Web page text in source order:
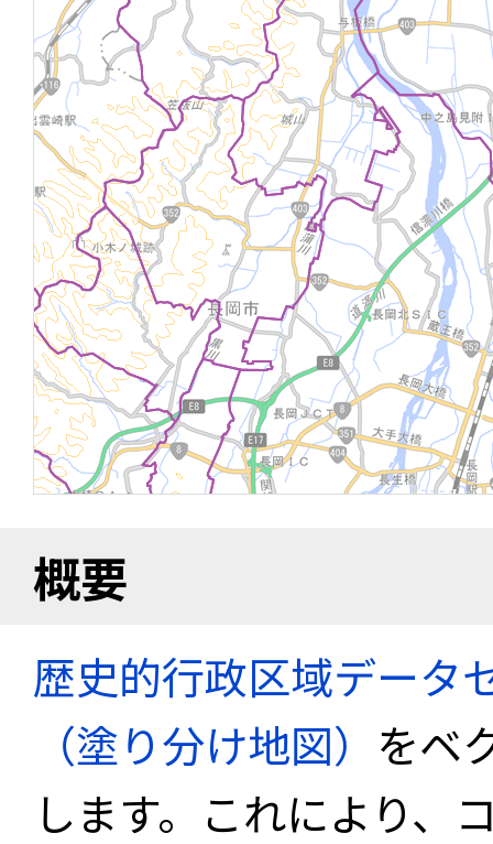
概要
歴史的行政区域データ
（塗り分け地図） をベ
します。これにより、